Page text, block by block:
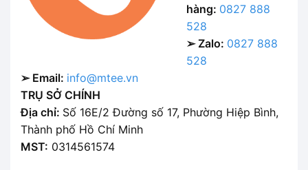
hàng: 0827 888
528
➢ Zalo: 0827 888
528
➢ Email: info@mtee.vn
TRỤ SỞ CHÍNH
Địa chỉ: Số 16E/2 Đường số 17, Phường Hiệp Bình,
Thành phố Hồ Chí Minh
MST: 0314561574